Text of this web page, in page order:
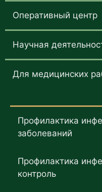
Оперативный центр
Научная
Для медицинских
Профилактика
заболеваний
Профилактика
контроль